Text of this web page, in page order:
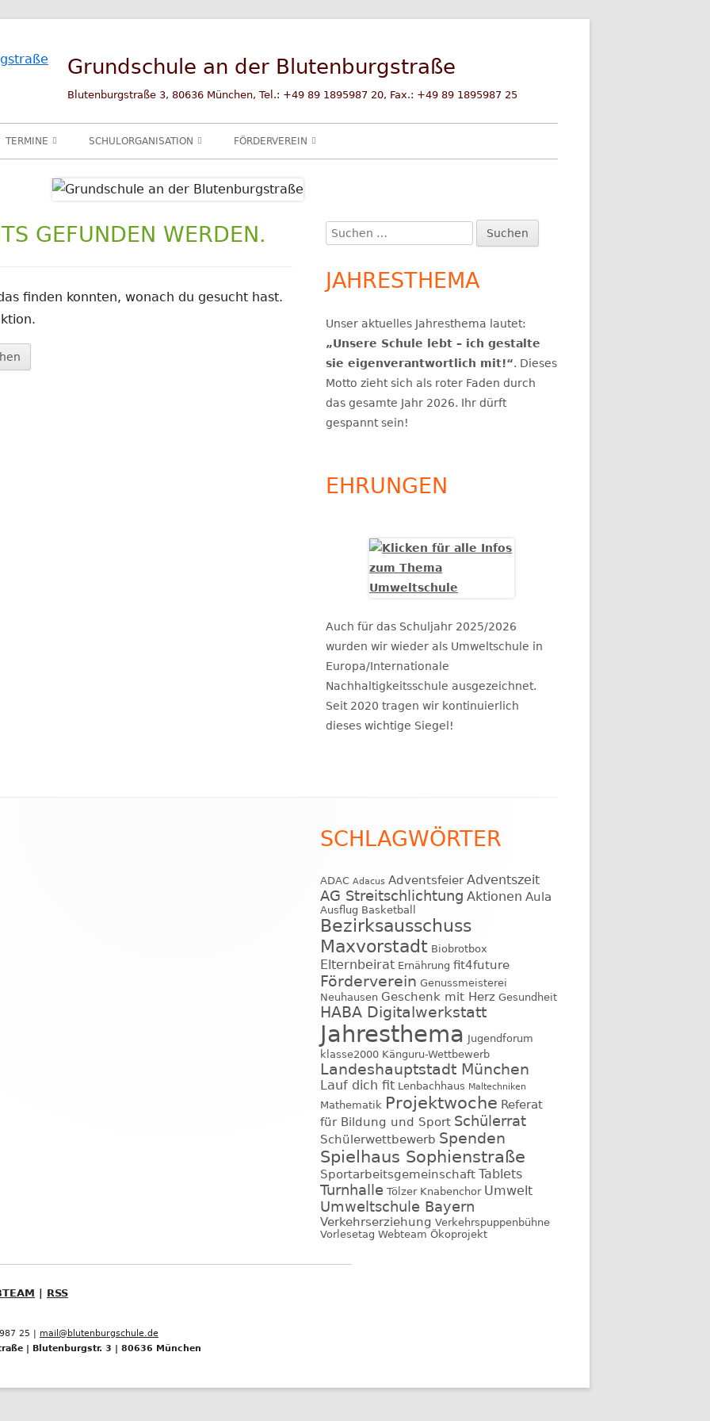
Grundschule an der Blutenburgstraße
Blutenburgstraße 3, 80636 München, Tel.: +49 89 1895987 20, Fax.: +49 89 1895987 25
TERMINE SCHULORGANISATION
BETREUUNGSANGEBOTE
KINDERGÄRTEN
WEITERE KOOPERATIONSPARTNER
ERZIEHUNGSBERATUNG
FÖRDERVEREIN
SPENDEN
UNSERE FÖRDERER
GEFUNDEN WERDEN.
finden konnten, wonach du gesucht hast.
Haupt-
Seitenleiste
Suchen
nach:
JAHRESTHEMA
Unser aktuelles Jahresthema lautet:
„Unsere Schule lebt – ich gestalte
sie eigenverantwortlich mit!“. Dieses
Motto zieht sich als roter Faden durch
das gesamte Jahr 2026. Ihr dürft
gespannt sein!
EHRUNGEN
Auch für das Schuljahr 2025/2026
wurden wir wieder als Umweltschule in
Europa/Internationale
Nachhaltigkeitsschule ausgezeichnet.
Seit 2020 tragen wir kontinuierlich
dieses wichtige Siegel!
SCHLAGWÖRTER
ADAC Adacus Adventsfeier Adventszeit
AG Streitschlichtung Aktionen Aula
Ausflug Basketball
Bezirksausschuss
Maxvorstadt Biobrotbox
Elternbeirat Ernährung fit4future
Förderverein Genussmeisterei
Neuhausen Geschenk mit Herz Gesundheit
HABA Digitalwerkstatt
Jahresthema Jugendforum
klasse2000 Känguru-Wettbewerb
Landeshauptstadt München
Lauf dich fit Lenbachhaus Maltechniken
Mathematik Projektwoche Referat
für Bildung und Sport Schülerrat
Schülerwettbewerb Spenden
Spielhaus Sophienstraße
Sportarbeitsgemeinschaft Tablets
Turnhalle Tölzer Knabenchor Umwelt
Umweltschule Bayern
Verkehrserziehung Verkehrspuppenbühne
Vorlesetag Webteam Ökoprojekt
| RSS
25 | mail@blutenburgschule.de
| Blutenburgstr. 3 | 80636 München